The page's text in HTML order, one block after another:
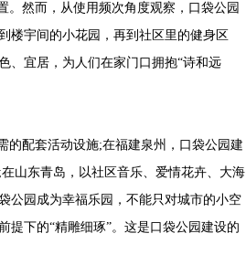
然而，从使用频次角度观察，口袋公园
楼宇间的小花园，再到社区里的健身区
、宜居，为人们在家门口拥抱“诗和远
配套活动设施;在福建泉州，口袋公园建
山东青岛，以社区音乐、爱情花卉、大海
公园成为幸福乐园，不能只对城市的小空
提下的“精雕细琢”。这是口袋公园建设的